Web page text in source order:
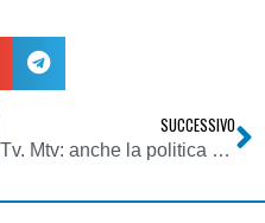
SUCCESSIVO
Tv. Mtv: anche la politica nella nuova programmazione